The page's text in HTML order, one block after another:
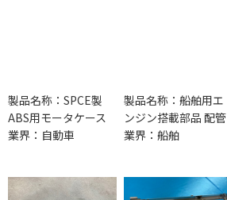
製品名称：SPCE製
ABS用モータケース
業界：自動車
製品名称：船舶用エ
ンジン搭載部品 配管
業界：船舶